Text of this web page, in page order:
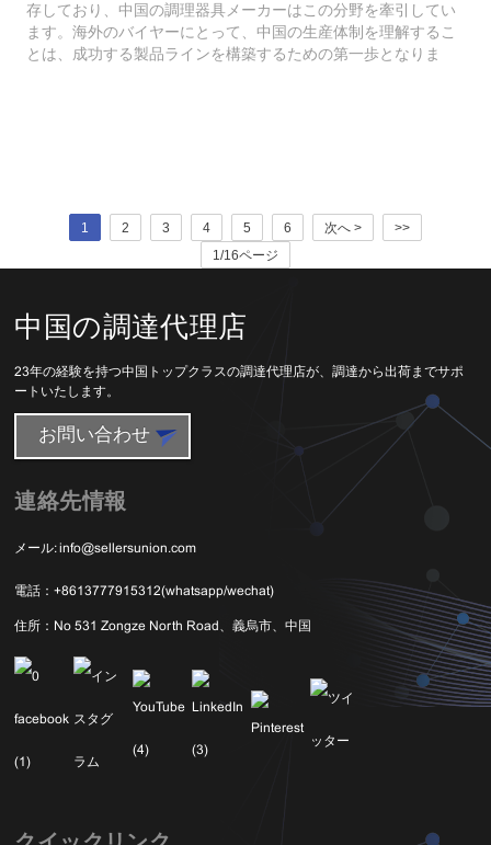
存しており、中国の調理器具メーカーはこの分野を牽引してい
ます。海外のバイヤーにとって、中国の生産体制を理解するこ
とは、成功する製品ラインを構築するための第一歩となりま
1 2 3 4 5 6 次へ >
>>
1/16ページ
中国の調達代理店
23年の経験を持つ中国トップクラスの調達代理店が、調達から出荷までサポ
ートいたします。
お問い合わせ
連絡先情報
メール: info@sellersunion.com
電話：+8613777915312(whatsapp/wechat)
住所： No 531 Zongze North Road、義烏市、中国